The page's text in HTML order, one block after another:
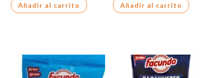
100GR
Añadir al carrito
SECOS
Añadir al carrito